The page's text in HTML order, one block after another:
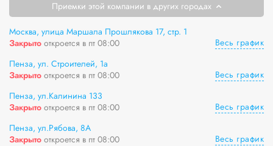
Приемки этой компании в других городах
Москва, улица Маршала Прошлякова 17, стр. 1
Закрыто откроется в пт 08:00
Весь график
Пенза, ул. Строителей, 1а
Закрыто откроется в пт 08:00
Весь график
Пенза, ул.Калинина 133
Закрыто откроется в пт 08:00
Весь график
Пенза, ул.Рябова, 8А
Закрыто откроется в пт 08:00
Весь график